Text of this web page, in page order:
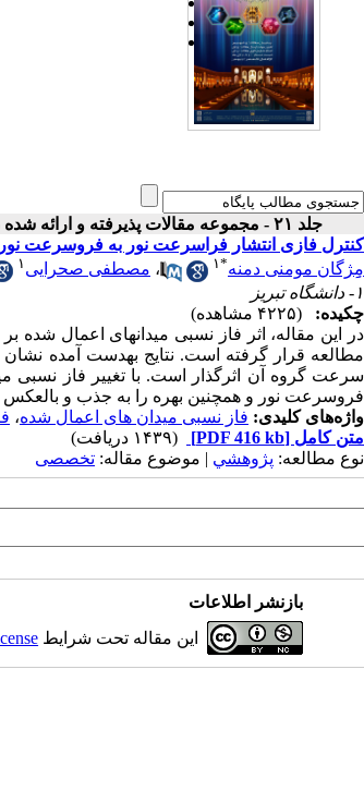
جلد ۲۱ - مجموعه مقالات پذیرفته و ارائه شده در بیست و یکمین کنفرانس اپتیک و فوتونیک ایران
کنترل فازی انتشار فراسرعت نور به فروسرعت
مِِژگان مومنی دمنه*۱ ، مصطفی صحرایی ۱
۱- دانشگاه تبریز
چکیده:
(۴۲۲۵ مشاهده)
در این مقاله، اثر فاز نسبی میدان­های اعمال
مطالعه قرار گرفته است. نتایج به­دست آمده نشان
سرعت گروه آن اثرگذار است. با تغییر فاز نسبی
فروسرعت نور و هم­چنین بهره را به جذب و بالعکس
واژه‌های کلیدی: فاز نسبی میدان های اعمال شده،
متن کامل [PDF 416 kb]
(۱۴۳۹ دریافت)
نوع مطالعه: پژوهشي | موضوع مقاله: تخصصی
بازنشر اطلاعات
این مقاله تحت شرایط